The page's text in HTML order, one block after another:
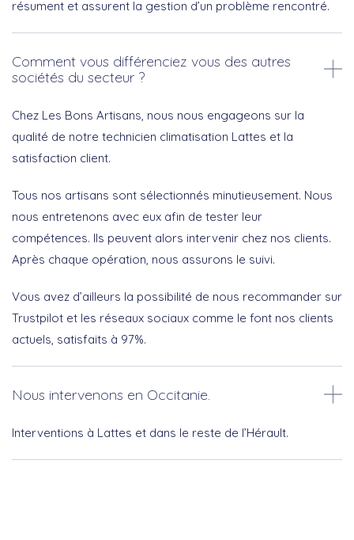
résument et assurent la gestion d’un problème rencontré.
Comment vous différenciez vous des autres
sociétés du secteur ?
Chez Les Bons Artisans, nous nous engageons sur la
qualité de notre technicien climatisation Lattes et la
satisfaction client.
Tous nos artisans sont sélectionnés minutieusement. Nous
nous entretenons avec eux afin de tester leur
compétences. Ils peuvent alors intervenir chez nos clients.
Après chaque opération, nous assurons le suivi.
Vous avez d’ailleurs la possibilité de nous recommander sur
Trustpilot et les réseaux sociaux comme le font nos clients
actuels, satisfaits à 97%.
Nous intervenons en Occitanie.
Interventions à Lattes et dans le reste de l’Hérault.